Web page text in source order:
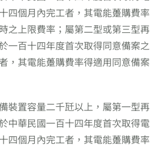
四個月內完工者，其電能躉購費率
之上限費率；屬第二型或第三型再
一百十四年度首次取得同意備案之
，其電能躉購費率得適用同意備案
裝置容量二千瓩以上，屬第一型再
中華民國一百十四年度首次取得電
四個月內完工者，其電能躉購費率